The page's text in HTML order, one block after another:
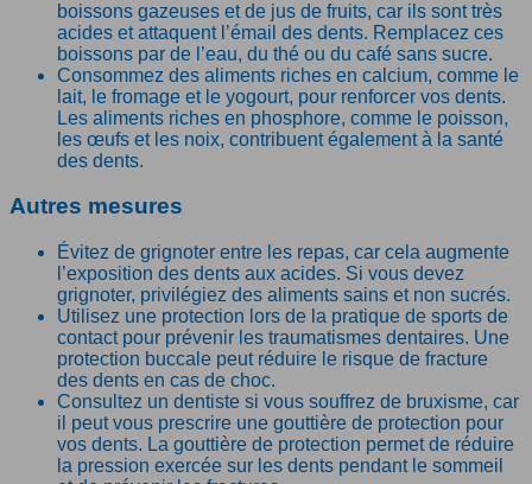
boissons gazeuses et de jus de fruits, car ils sont très
acides et attaquent l’émail des dents. Remplacez ces
boissons par de l’eau, du thé ou du café sans sucre.
Consommez des aliments riches en calcium, comme le
lait, le fromage et le yogourt, pour renforcer vos dents.
Les aliments riches en phosphore, comme le poisson,
les œufs et les noix, contribuent également à la santé
des dents.
Autres mesures
Évitez de grignoter entre les repas, car cela augmente
l’exposition des dents aux acides. Si vous devez
grignoter, privilégiez des aliments sains et non sucrés.
Utilisez une protection lors de la pratique de sports de
contact pour prévenir les traumatismes dentaires. Une
protection buccale peut réduire le risque de fracture
des dents en cas de choc.
Consultez un dentiste si vous souffrez de bruxisme, car
il peut vous prescrire une gouttière de protection pour
vos dents. La gouttière de protection permet de réduire
la pression exercée sur les dents pendant le sommeil